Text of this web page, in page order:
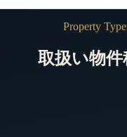
Property
取扱い物件